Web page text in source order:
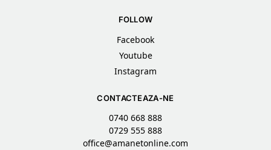
FOLLOW
Facebook
Youtube
Instagram
CONTACTEAZA-NE
0740 668 888
0729 555 888
office@amanetonline.com